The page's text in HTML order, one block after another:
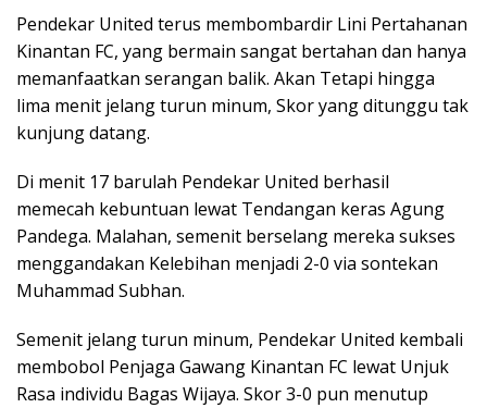
Pendekar United terus membombardir Lini Pertahanan
Kinantan FC, yang bermain sangat bertahan dan hanya
memanfaatkan serangan balik. Akan Tetapi hingga
lima menit jelang turun minum, Skor yang ditunggu tak
kunjung datang.
Di menit 17 barulah Pendekar United berhasil
memecah kebuntuan lewat Tendangan keras Agung
Pandega. Malahan, semenit berselang mereka sukses
menggandakan Kelebihan menjadi 2-0 via sontekan
Muhammad Subhan.
Semenit jelang turun minum, Pendekar United kembali
membobol Penjaga Gawang Kinantan FC lewat Unjuk
Rasa individu Bagas Wijaya. Skor 3-0 pun menutup